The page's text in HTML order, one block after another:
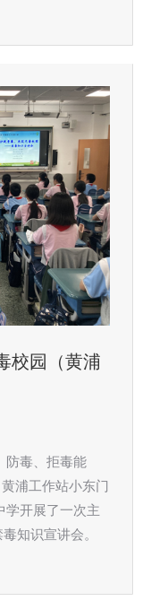
校园（黄浦
防毒、拒毒能
浦工作站小东门
学开展了一次主
知识宣讲会。